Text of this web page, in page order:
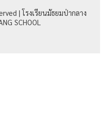
| โรงเรียนมัธยมป่ากลาง
SCHOOL